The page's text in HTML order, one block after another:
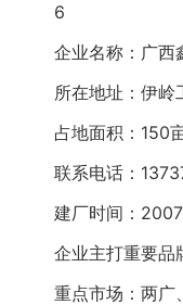
6
企业名称：广西
所在地址：伊岭
占地面积：150
联系电话：
建厂时间：
企业主打重要品
重点市场：两广